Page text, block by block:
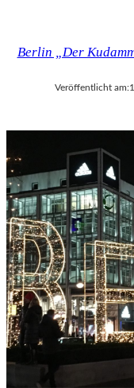
Berlin „Der
Veröffentlicht am: